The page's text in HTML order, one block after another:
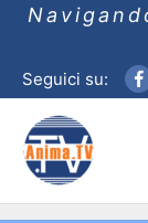
Seguici su: